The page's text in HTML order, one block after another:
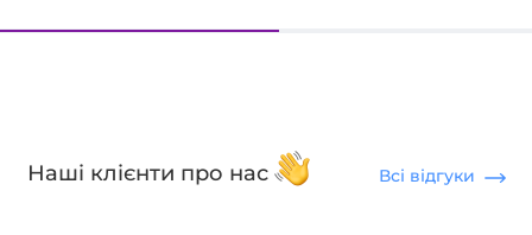
Наші клієнти про нас Всі відгуки